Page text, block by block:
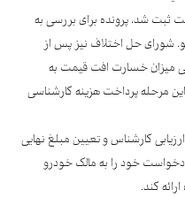
ثبت شد، پرونده برای بررسی به
شورای حل اختلاف نیز پس از
میزان خسارت افت قیمت به
مرحله پرداخت هزینه کارشناسی
کارشناس و تعیین مبلغ نهایی
خود را به مالک خودرو
کند.